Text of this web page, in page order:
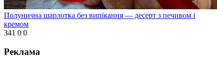
Полунична шарлотка без випікання — десерт з печивом і
кремом
341 0 0
Реклама